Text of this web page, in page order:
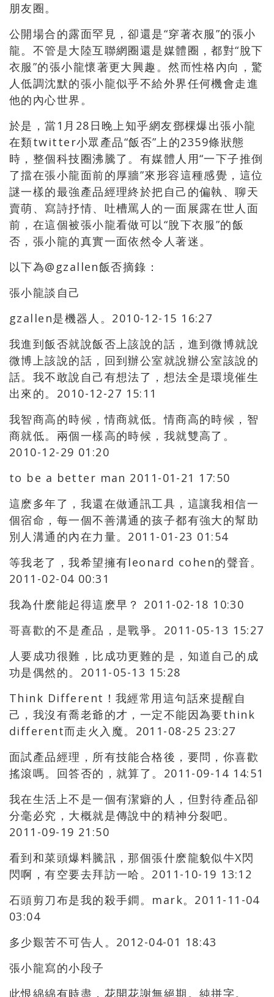
朋友圈。
公開場合的露面罕見，卻還是“穿著衣服”的張小
龍。不管是大陸互聯網圈還是媒體圈，都對“脫下
衣服”的張小龍懷著更大興趣。然而性格內向，驚
人低調沈默的張小龍似乎不給外界任何機會走進
他的內心世界。
於是，當1月28日晚上知乎網友鄧棵爆出張小龍
在類twitter小眾產品“飯否”上的2359條狀態
時，整個科技圈沸騰了。有媒體人用“一下子推倒
了擋在張小龍面前的厚牆”來形容這種感覺，這位
謎一樣的最強產品經理終於把自己的偏執、聊天
賣萌、寫詩抒情、吐槽罵人的一面展露在世人面
前，在這個被張小龍看做可以“脫下衣服”的飯
否，張小龍的真實一面依然令人著迷。
以下為@gzallen飯否摘錄：
張小龍談自己
gzallen是機器人。2010-12-15 16:27
我進到飯否就說飯否上該說的話，進到微博就說
微博上該說的話，回到辦公室就說辦公室該說的
話。我不敢說自己有想法了，想法全是環境催生
出來的。2010-12-27 15:11
我智商高的時候，情商就低。情商高的時候，智
商就低。兩個一樣高的時候，我就雙高了。
2010-12-29 01:20
to be a better man 2011-01-21 17:50
這麽多年了，我還在做通訊工具，這讓我相信一
個宿命，每一個不善溝通的孩子都有強大的幫助
別人溝通的內在力量。2011-01-23 01:54
等我老了，我希望擁有leonard cohen的聲音。
2011-02-04 00:31
我為什麽能起得這麽早？ 2011-02-18 10:30
哥喜歡的不是產品，是戰爭。2011-05-13 15:27
人要成功很難，比成功更難的是，知道自己的成
功是偶然的。2011-05-13 15:28
Think Different！我經常用這句話來提醒自
己，我沒有喬老爺的才，一定不能因為要think
different而走火入魔。2011-08-25 23:27
面試產品經理，所有技能合格後，要問，你喜歡
搖滾嗎。回答否的，就算了。2011-09-14 14:51
我在生活上不是一個有潔癖的人，但對待產品卻
分毫必究，大概就是傳說中的精神分裂吧。
2011-09-19 21:50
看到和菜頭爆料騰訊，那個張什麽龍貌似牛X閃
閃啊，有空要去拜訪一哈。2011-10-19 13:12
石頭剪刀布是我的殺手鐧。mark。2011-11-04
03:04
多少艱苦不可告人。2012-04-01 18:43
張小龍寫的小段子
此恨綿綿有時盡，花開花謝無絕期。純拼字。